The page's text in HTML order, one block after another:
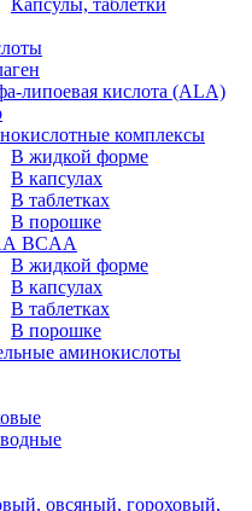
липоевая кислота (ALA)
комплексы
В жидкой форме
В капсулах
В таблетках
В порошке
BCAA
В жидкой форме
В капсулах
В таблетках
В порошке
аминокислоты
овсяный, гороховый,